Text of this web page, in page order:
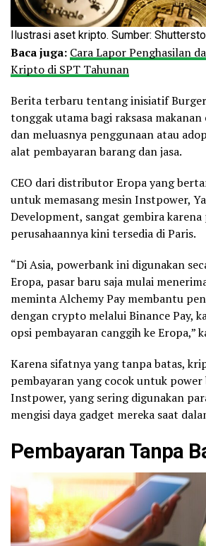
Ilustrasi aset kripto. Sumber:
Baca juga: Cara Lapor Penghasilan
Kripto di SPT Tahunan
Berita terbaru tentang inisiatif
tonggak utama bagi raksasa
dan meluasnya penggunaan atau
alat pembayaran barang dan jasa.
CEO dari distributor Eropa yang
untuk memasang mesin Instpower,
Development, sangat gembira
perusahaannya kini tersedia di Paris.
“Di Asia, powerbank ini digunakan
Eropa, pasar baru saja mulai
meminta Alchemy Pay membantu
dengan crypto melalui Binance Pay,
opsi pembayaran canggih ke Eropa,”
Karena sifatnya yang tanpa batas,
pembayaran yang cocok untuk power
Instpower, yang sering digunakan
mengisi daya gadget mereka saat
Pembayaran Tanpa